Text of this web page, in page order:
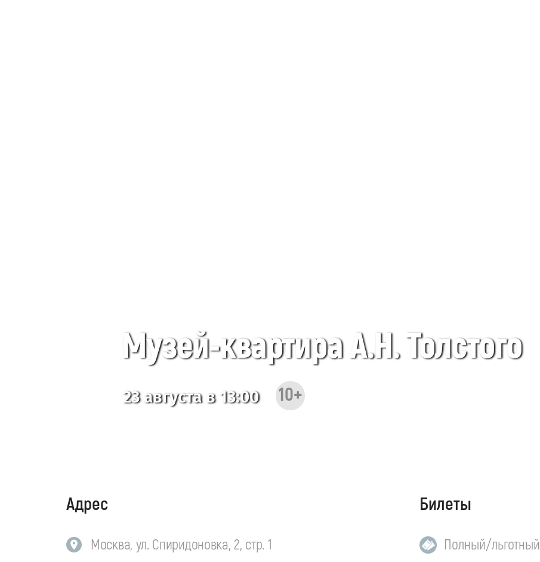
Музей-квартира А.Н. Толстого
23 августа в 13:00 10+
Адрес
Москва, ул. Спиридоновка, 2, стр. 1
Билеты
Полный/льготный